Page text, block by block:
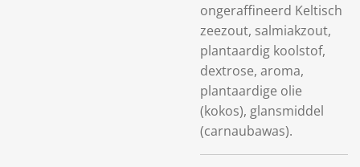
ongeraffineerd Keltisch
zeezout, salmiakzout,
plantaardig koolstof,
dextrose, aroma,
plantaardige olie
(kokos), glansmiddel
(carnaubawas).